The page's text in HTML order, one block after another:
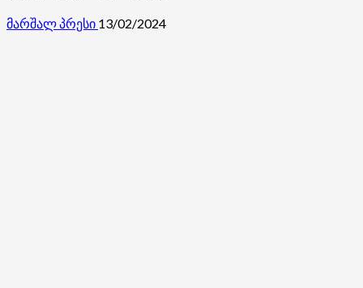
მარშალ პრესი 13/02/2024